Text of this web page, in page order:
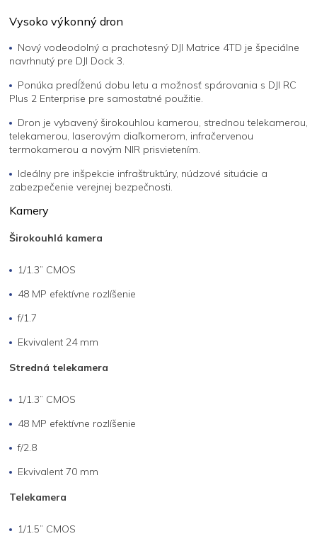
Vysoko výkonný dron
Nový vodeodolný a prachotesný DJI Matrice 4TD je špeciálne
navrhnutý pre DJI Dock 3.
Ponúka predĺženú dobu letu a možnosť spárovania s DJI RC
Plus 2 Enterprise pre samostatné použitie.
Dron je vybavený širokouhlou kamerou, strednou telekamerou,
telekamerou, laserovým diaľkomerom, infračervenou
termokamerou a novým NIR prisvietením.
Ideálny pre inšpekcie infraštruktúry, núdzové situácie a
zabezpečenie verejnej bezpečnosti.
Kamery
Širokouhlá kamera
1/1.3” CMOS
48 MP efektívne rozlíšenie
f/1.7
Ekvivalent 24 mm
Stredná telekamera
1/1.3” CMOS
48 MP efektívne rozlíšenie
f/2.8
Ekvivalent 70 mm
Telekamera
1/1.5” CMOS